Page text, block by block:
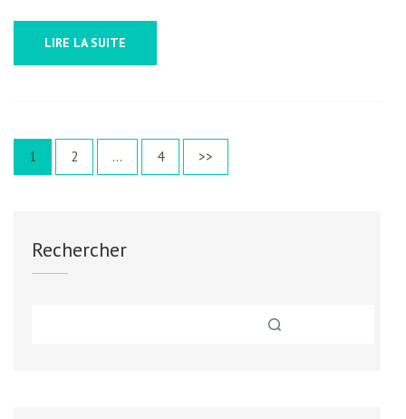
LIRE LA SUITE
Pagination
des
Page
1 Page
2 … Page
4 >>
Rechercher